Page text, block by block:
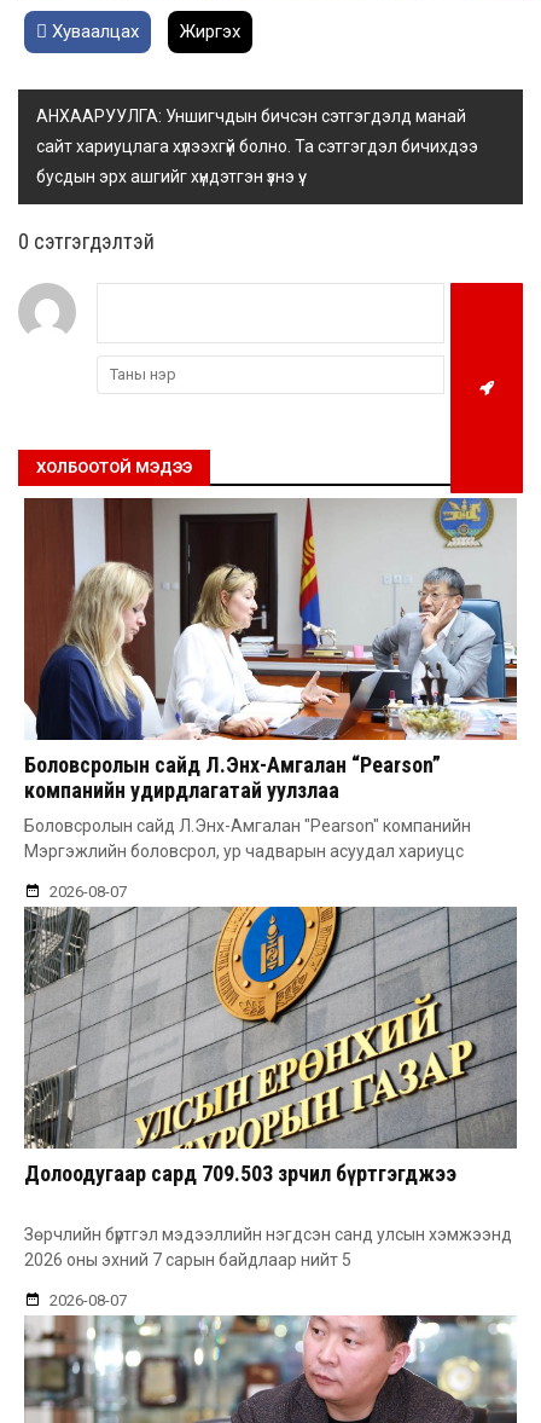
Хуваалцах Жиргэх
АНХААРУУЛГА: Уншигчдын бичсэн сэтгэгдэлд манай
сайт хариуцлага хүлээхгүй болно. Та сэтгэгдэл бичихдээ
бусдын эрх ашгийг хүндэтгэн үзнэ үү.
0 cэтгэгдэлтэй
ХОЛБООТОЙ МЭДЭЭ
Боловсролын сайд Л.Энх-Амгалан “Pearson”
компанийн удирдлагатай уулзлаа
Боловсролын сайд Л.Энх-Амгалан "Pearson" компанийн
Мэргэжлийн боловсрол, ур чадварын асуудал хариуцс
2026-08-07
Долоодугаар сард 709.503 зөрчил бүртгэгджээ
Зөрчлийн бүртгэл мэдээллийн нэгдсэн санд улсын хэмжээнд
2026 оны эхний 7 сарын байдлаар нийт 5
2026-08-07